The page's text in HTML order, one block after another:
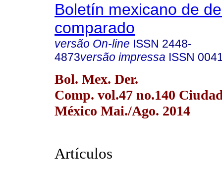
Boletín mexicano de
comparado
versão On-line ISSN 2448-
4873versão impressa ISSN
Bol. Mex. Der.
Comp. vol.47 no.140
México Mai./Ago. 2014
Artículos